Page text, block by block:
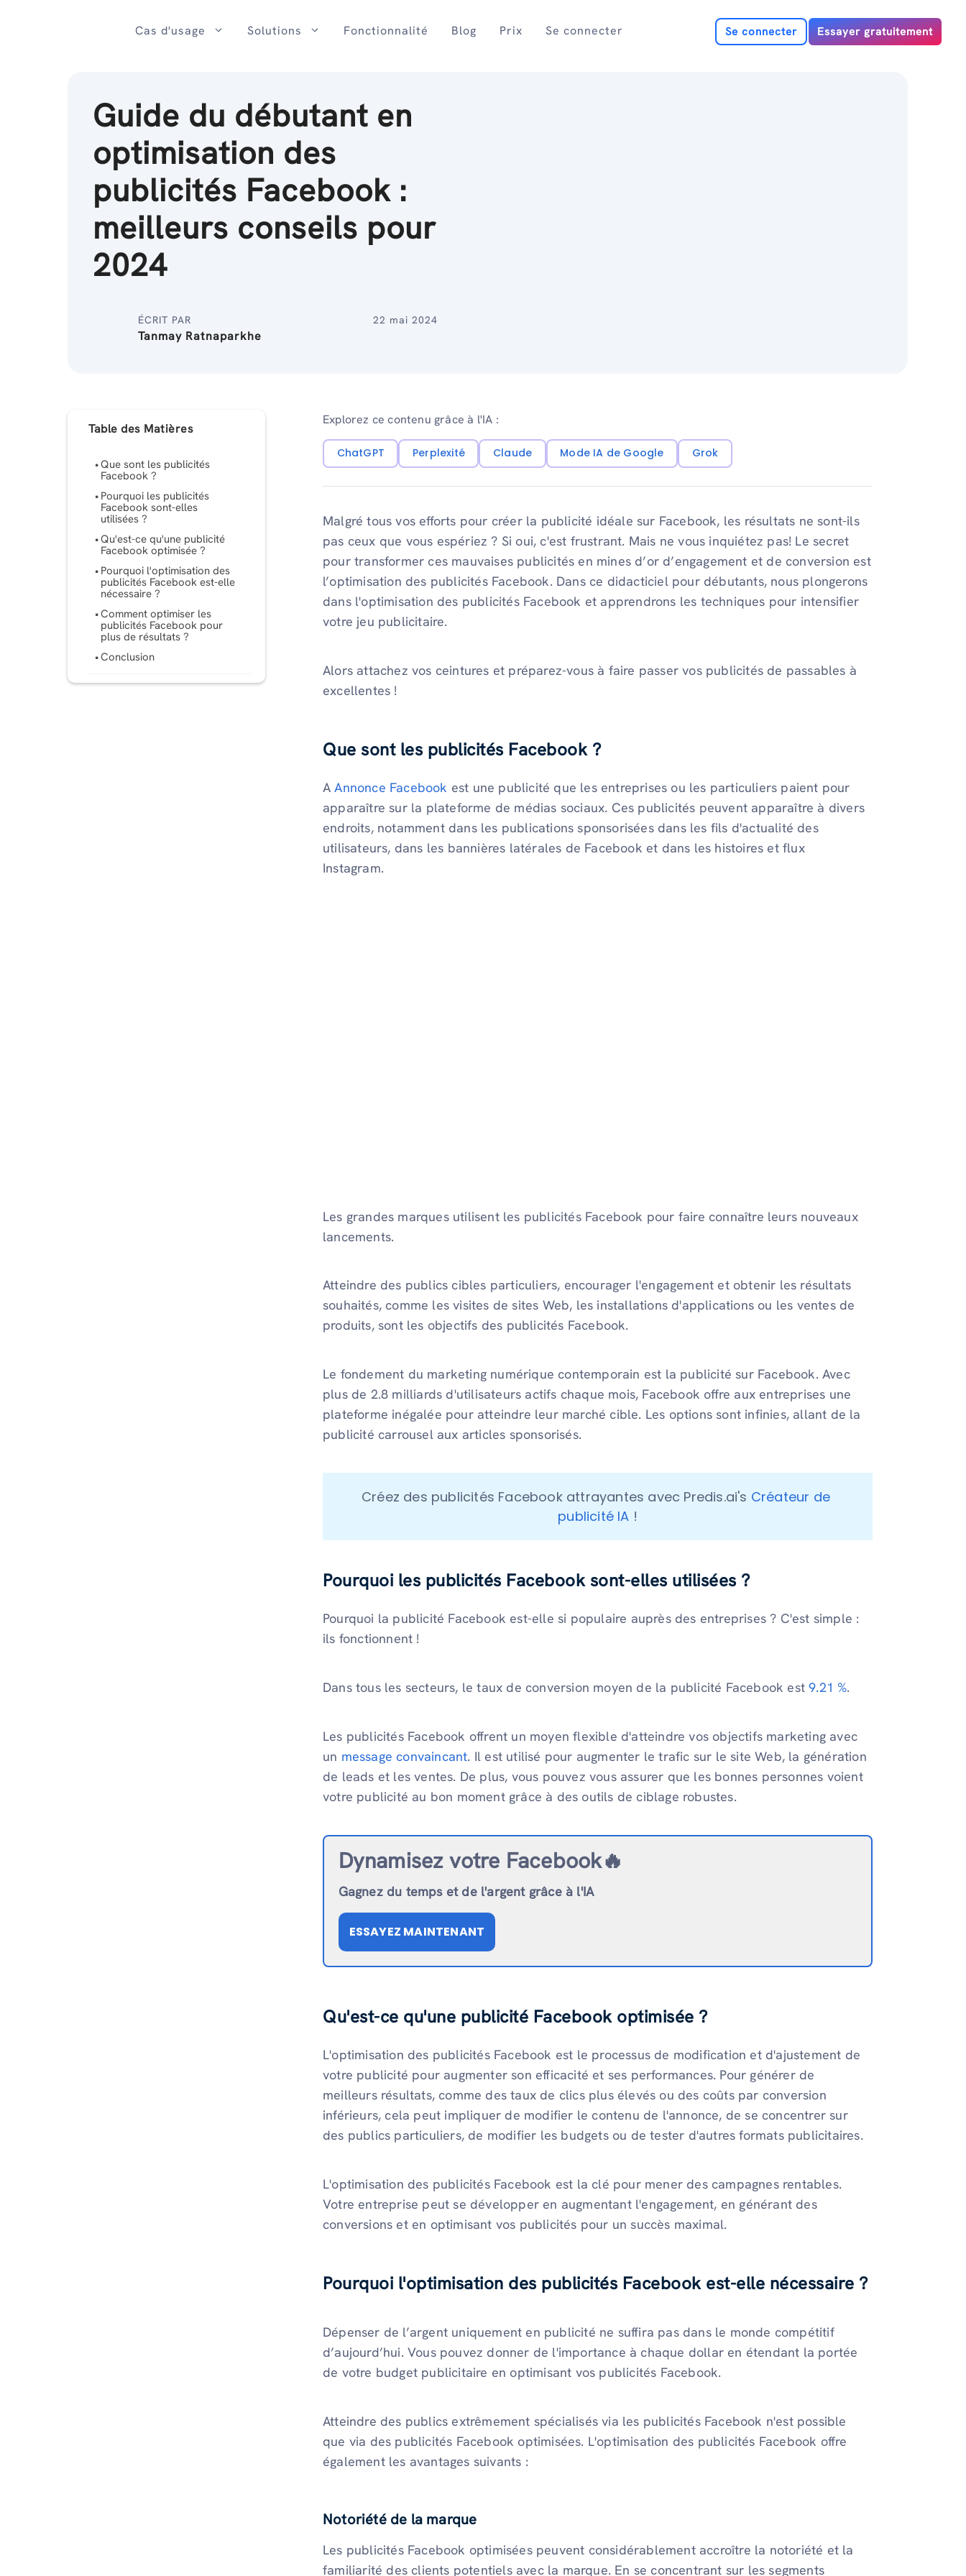
Cas d'usage Solutions Fonctionnalité Blog Prix Se connecter Se connecter Essayer gratuitement
Guide du débutant en
optimisation des
publicités Facebook :
meilleurs conseils pour
2024
ÉCRIT PAR
Tanmay Ratnaparkhe
22 mai 2024
Table des Matières
Que sont les publicités
Facebook ?
Pourquoi les publicités
Facebook sont-elles
utilisées ?
Qu'est-ce qu'une publicité
Facebook optimisée ?
Pourquoi l'optimisation des
publicités Facebook est-elle
nécessaire ?
Comment optimiser les
publicités Facebook pour
plus de résultats ?
Conclusion
Explorez ce contenu grâce à l'IA :
ChatGPT Perplexité Claude Mode IA de Google Grok
Malgré tous vos efforts pour créer la publicité idéale sur Facebook, les résultats ne sont-ils
pas ceux que vous espériez ? Si oui, c'est frustrant. Mais ne vous inquiétez pas! Le secret
pour transformer ces mauvaises publicités en mines d’or d’engagement et de conversion est
l’optimisation des publicités Facebook. Dans ce didacticiel pour débutants, nous plongerons
dans l'optimisation des publicités Facebook et apprendrons les techniques pour intensifier
votre jeu publicitaire.
Alors attachez vos ceintures et préparez-vous à faire passer vos publicités de passables à
excellentes !
Que sont les publicités Facebook ?
AAnnonce Facebook est une publicité que les entreprises ou les particuliers paient pour
apparaître sur la plateforme de médias sociaux. Ces publicités peuvent apparaître à divers
endroits, notamment dans les publications sponsorisées dans les fils d'actualité des
utilisateurs, dans les bannières latérales de Facebook et dans les histoires et flux
Instagram.
Les grandes marques utilisent les publicités Facebook pour faire connaître leurs nouveaux
lancements.
Atteindre des publics cibles particuliers, encourager l'engagement et obtenir les résultats
souhaités, comme les visites de sites Web, les installations d'applications ou les ventes de
produits, sont les objectifs des publicités Facebook.
Le fondement du marketing numérique contemporain est la publicité sur Facebook. Avec
plus de 2.8 milliards d'utilisateurs actifs chaque mois, Facebook offre aux entreprises une
plateforme inégalée pour atteindre leur marché cible. Les options sont infinies, allant de la
publicité carrousel aux articles sponsorisés.
Créez des publicités Facebook attrayantes avec Predis.ai's Créateur de
publicité IA !
Pourquoi les publicités Facebook sont-elles utilisées ?
Pourquoi la publicité Facebook est-elle si populaire auprès des entreprises ? C'est simple :
ils fonctionnent !
Dans tous les secteurs, le taux de conversion moyen de la publicité Facebook est9.21 %.
Les publicités Facebook offrent un moyen flexible d'atteindre vos objectifs marketing avec
un message convaincant. Il est utilisé pour augmenter le trafic sur le site Web, la génération
de leads et les ventes. De plus, vous pouvez vous assurer que les bonnes personnes voient
votre publicité au bon moment grâce à des outils de ciblage robustes.
Dynamisez votre Facebook🔥
Gagnez du temps et de l'argent grâce à l'IA
ESSAYEZ MAINTENANT
Qu'est-ce qu'une publicité Facebook optimisée ?
L'optimisation des publicités Facebook est le processus de modification et d'ajustement de
votre publicité pour augmenter son efficacité et ses performances. Pour générer de
meilleurs résultats, comme des taux de clics plus élevés ou des coûts par conversion
inférieurs, cela peut impliquer de modifier le contenu de l'annonce, de se concentrer sur
des publics particuliers, de modifier les budgets ou de tester d'autres formats publicitaires.
L'optimisation des publicités Facebook est la clé pour mener des campagnes rentables.
Votre entreprise peut se développer en augmentant l'engagement, en générant des
conversions et en optimisant vos publicités pour un succès maximal.
Pourquoi l'optimisation des publicités Facebook est-elle nécessaire ?
Dépenser de l’argent uniquement en publicité ne suffira pas dans le monde compétitif
d’aujourd’hui. Vous pouvez donner de l'importance à chaque dollar en étendant la portée
de votre budget publicitaire en optimisant vos publicités Facebook.
Atteindre des publics extrêmement spécialisés via les publicités Facebook n'est possible
que via des publicités Facebook optimisées. L'optimisation des publicités Facebook offre
également les avantages suivants :
Notoriété de la marque
Les publicités Facebook optimisées peuvent considérablement accroître la notoriété et la
familiarité des clients potentiels avec la marque. En se concentrant sur les segments